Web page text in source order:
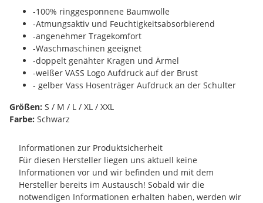
-100% ringgesponnene Baumwolle
-Atmungsaktiv und Feuchtigkeitsabsorbierend
-angenehmer Tragekomfort
-Waschmaschinen geeignet
-doppelt genähter Kragen und Ärmel
-weißer VASS Logo Aufdruck auf der Brust
- gelber Vass Hosenträger Aufdruck an der Schulter
Größen: S / M / L / XL / XXL
Farbe: Schwarz
Informationen zur Produktsicherheit
Für diesen Hersteller liegen uns aktuell keine
Informationen vor und wir befinden und mit dem
Hersteller bereits im Austausch! Sobald wir die
notwendigen Informationen erhalten haben, werden wir